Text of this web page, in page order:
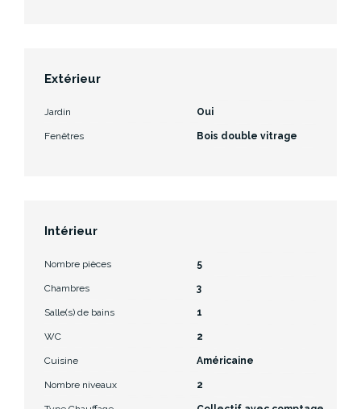
Extérieur
Jardin Oui
Fenêtres Bois double vitrage
Intérieur
Nombre pièces 5
Chambres 3
Salle(s) de bains 1
WC 2
Cuisine Américaine
Nombre niveaux 2